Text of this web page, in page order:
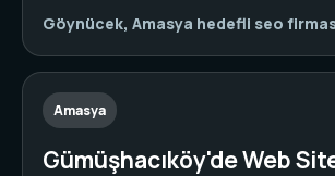
Göynücek, Amasya hedefli seo
Amasya
Gümüşhacıköy'de Web